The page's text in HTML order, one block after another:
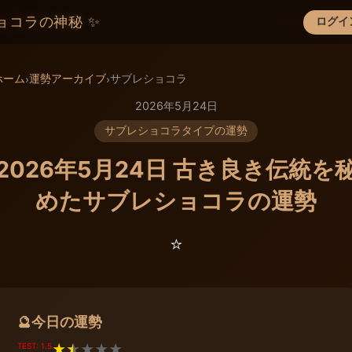
コラの神秘 ✨ ログイ
×
ーム›運勢アーカイブ›サブレショコラ
2026年5月24日
サブレショコラタイプの運勢
年5月24日 古き良き伝統を
めたサブレショコラの運勢
⭐️
🔮今日の運勢
TEST: 1.5